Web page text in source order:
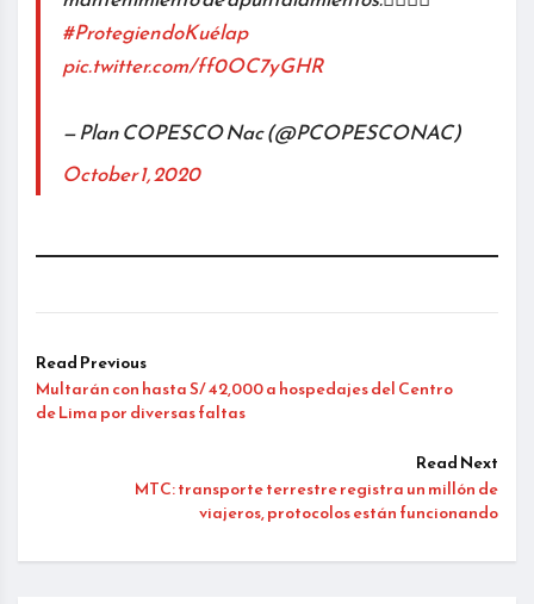
#ProtegiendoKuélap
pic.twitter.com/ff0OC7yGHR
— Plan COPESCO Nac (@PCOPESCONAC)
October 1, 2020
Read Previous
Multarán con hasta S/ 42,000 a hospedajes del Centro
de Lima por diversas faltas
Read Next
MTC: transporte terrestre registra un millón de
viajeros, protocolos están funcionando